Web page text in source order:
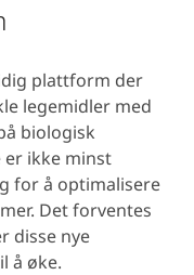
plattform der
legemidler med
biologisk
ikke minst
for å optimalisere
Det forventes
disse nye
å øke.